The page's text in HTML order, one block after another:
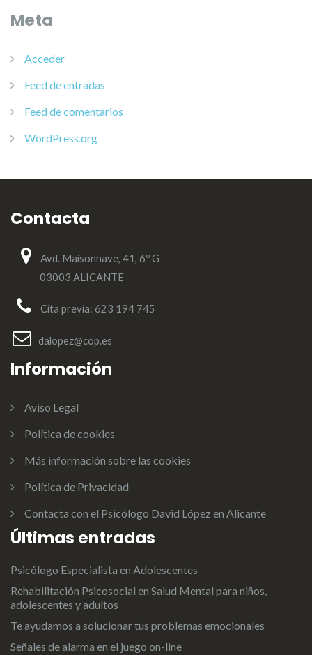
Meta
Acceder
Feed de entradas
Feed de comentarios
WordPress.org
Contacta
Avd. Maisonnave, 41, 6º G
03003 ALICANTE
Cita previa: 623 194 745
dalopez@cop.es
Información
Aviso Legal
Política de cookies
Más información sobre las cookies
Política de Privacidad
Contacta con el Psicólogo David López en Alicante
Últimas entradas
Psicólogo Especialista en Adolescentes
Rehabilitación Psicosocial en Salud Mental para niños,
adolescentes y adultos
Te ayudamos a solucionar tus problemas emocionales
Señales de alarma en el juego on-line